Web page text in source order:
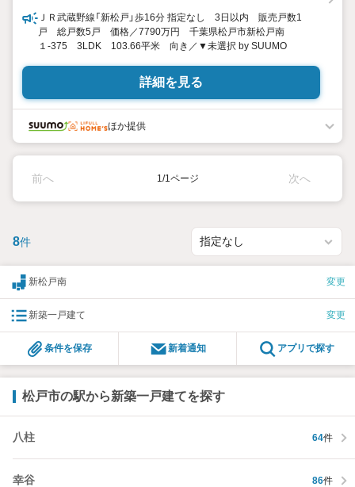
ＪＲ武蔵野線「新松戸」歩16分 指定なし 3日以内 販売戸数1
戸 総戸数5戸 価格／7790万円 千葉県松戸市新松戸南
１-375 3LDK 103.66平米 向き／▼未選択 by SUUMO
詳細を見る
ほか提供
前へ 1/1ページ 次へ
8件
新松戸南 変更
新築一戸建て 変更
条件を保存 新着通知 アプリで探す
松戸市の駅から新築一戸建てを探す
八柱 64件
幸谷 86件